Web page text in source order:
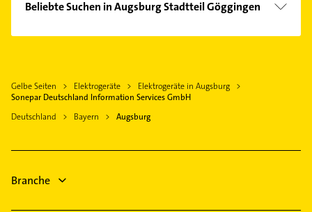
Bobingen
Elektro Reparatur
Dachdecker
Phoniatrie
Fensterbauer
Fenster
Beliebte Suchen in Augsburg Stadtteil Göggingen
Maler
Krankengymnastik
Allgemeinarzt
Arzt
Gelbe Seiten Elektrogeräte
Elektrogeräte in Augsburg
Sonepar Deutschland Information Services GmbH
Deutschland
Bayern Augsburg
Branche